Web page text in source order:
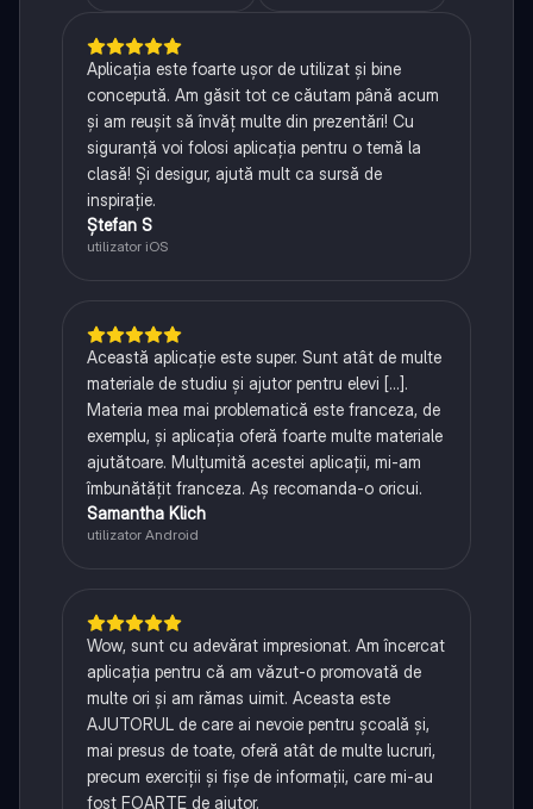
Aplicația este foarte ușor de utilizat și bine
concepută. Am găsit tot ce căutam până acum
și am reușit să învăț multe din prezentări! Cu
siguranță voi folosi aplicația pentru o temă la
clasă! Și desigur, ajută mult ca sursă de
inspirație.
Ștefan S
utilizator iOS
Această aplicație este super. Sunt atât de multe
materiale de studiu și ajutor pentru elevi [...].
Materia mea mai problematică este franceza, de
exemplu, și aplicația oferă foarte multe materiale
ajutătoare. Mulțumită acestei aplicații, mi-am
îmbunătățit franceza. Aș recomanda-o oricui.
Samantha Klich
utilizator Android
Wow, sunt cu adevărat impresionat. Am încercat
aplicația pentru că am văzut-o promovată de
multe ori și am rămas uimit. Aceasta este
AJUTORUL de care ai nevoie pentru școală și,
mai presus de toate, oferă atât de multe lucruri,
precum exerciții și fișe de informații, care mi-au
fost FOARTE de ajutor.